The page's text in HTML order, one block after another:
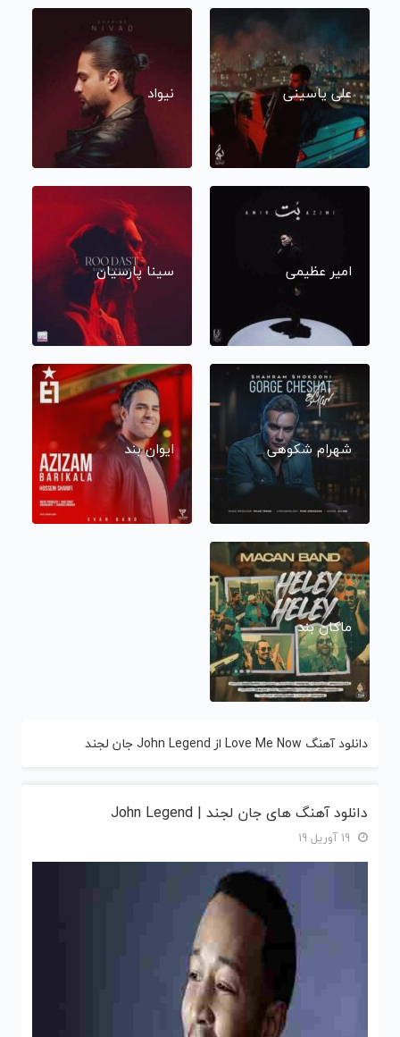
علی یاسینی نیواد
امیر عظیمی سینا پارسیان
شهرام شکوهی ایوان بند
ماکان بند
دانلود آهنگ Love Me Now از John Legend جان لجند
دانلود آهنگ های جان لجند | John Legend